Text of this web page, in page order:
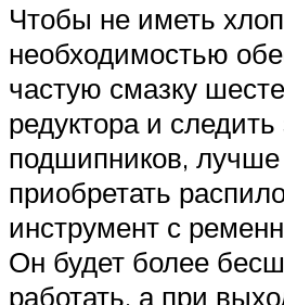
Чтобы не иметь
необходимостью
частую смазку
редуктора и
подшипников, лучше
приобретать
инструмент с
Он будет более
работать, а при